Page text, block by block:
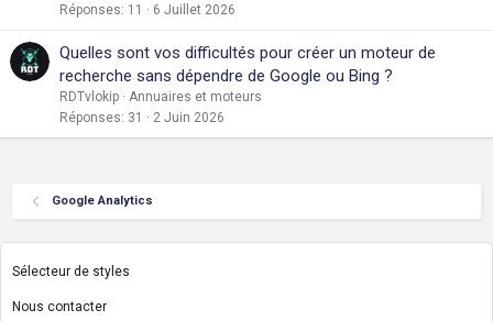
Réponses 11 6 Juillet 2026
Quelles sont vos difficultés pour créer un moteur de
recherche sans dépendre de Google ou Bing ?
RDTvlokip
Annuaires et moteurs
Réponses 31 2 Juin 2026
Google Analytics
Sélecteur de styles
Nous contacter